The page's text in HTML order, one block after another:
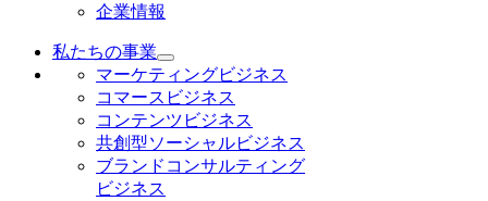
企業情報
私たちの事業
マーケティングビジネス
コマースビジネス
コンテンツビジネス
共創型ソーシャルビジネス
ブランドコンサルティング
ビジネス